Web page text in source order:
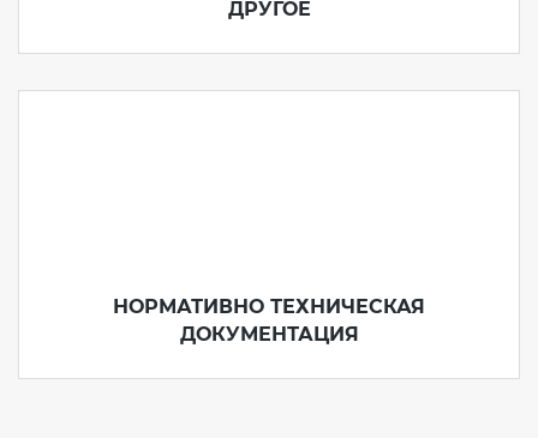
ДРУГОЕ
НОРМАТИВНО ТЕХНИЧЕСКАЯ
ДОКУМЕНТАЦИЯ